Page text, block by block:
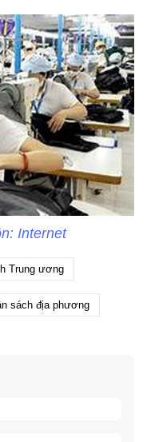
Internet
Trung ương
sách địa phương